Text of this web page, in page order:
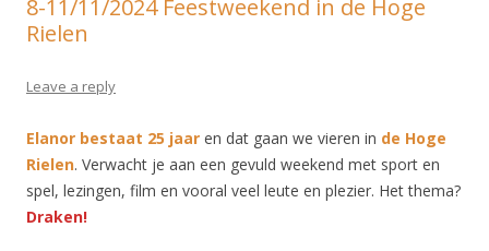
8-11/11/2024 Feestweekend in de Hoge
Rielen
Leave a reply
Elanor bestaat 25 jaar en dat gaan we vieren in de Hoge
Rielen. Verwacht je aan een gevuld weekend met sport en
spel, lezingen, film en vooral veel leute en plezier. Het thema?
Draken!